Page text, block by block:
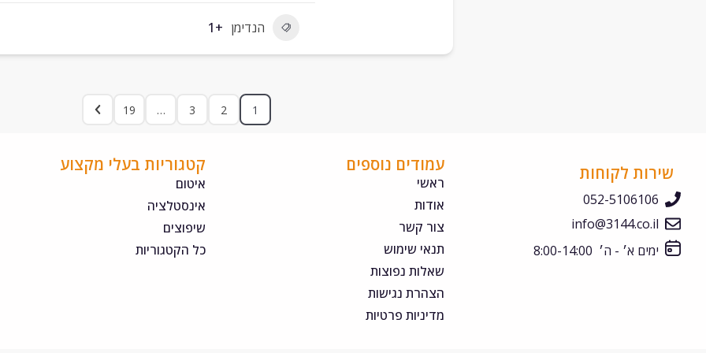
הנדימן +1
1
2
3
…
19
שירות לקוחות
052-5106106
info@3144.co.il
ימים א׳ - ה׳ 8:00-14:00
עמודים נוספים
ראשי
אודות
צור קשר
תנאי שימוש
שאלות נפוצות
הצהרת נגישות
מדיניות פרטיות
קטגוריות בעלי מקצוע
איטום
אינסטלציה
שיפוצים
כל הקטגוריות